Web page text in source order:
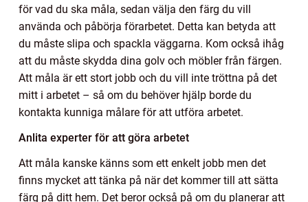
för vad du ska måla, sedan välja den färg du vill
använda och påbörja förarbetet. Detta kan betyda att
du måste slipa och spackla väggarna. Kom också ihåg
att du måste skydda dina golv och möbler från färgen.
Att måla är ett stort jobb och du vill inte tröttna på det
mitt i arbetet – så om du behöver hjälp borde du
kontakta kunniga målare för att utföra arbetet.
Anlita experter för att göra arbetet
Att måla kanske känns som ett enkelt jobb men det
finns mycket att tänka på när det kommer till att sätta
färg på ditt hem. Det beror också på om du planerar att